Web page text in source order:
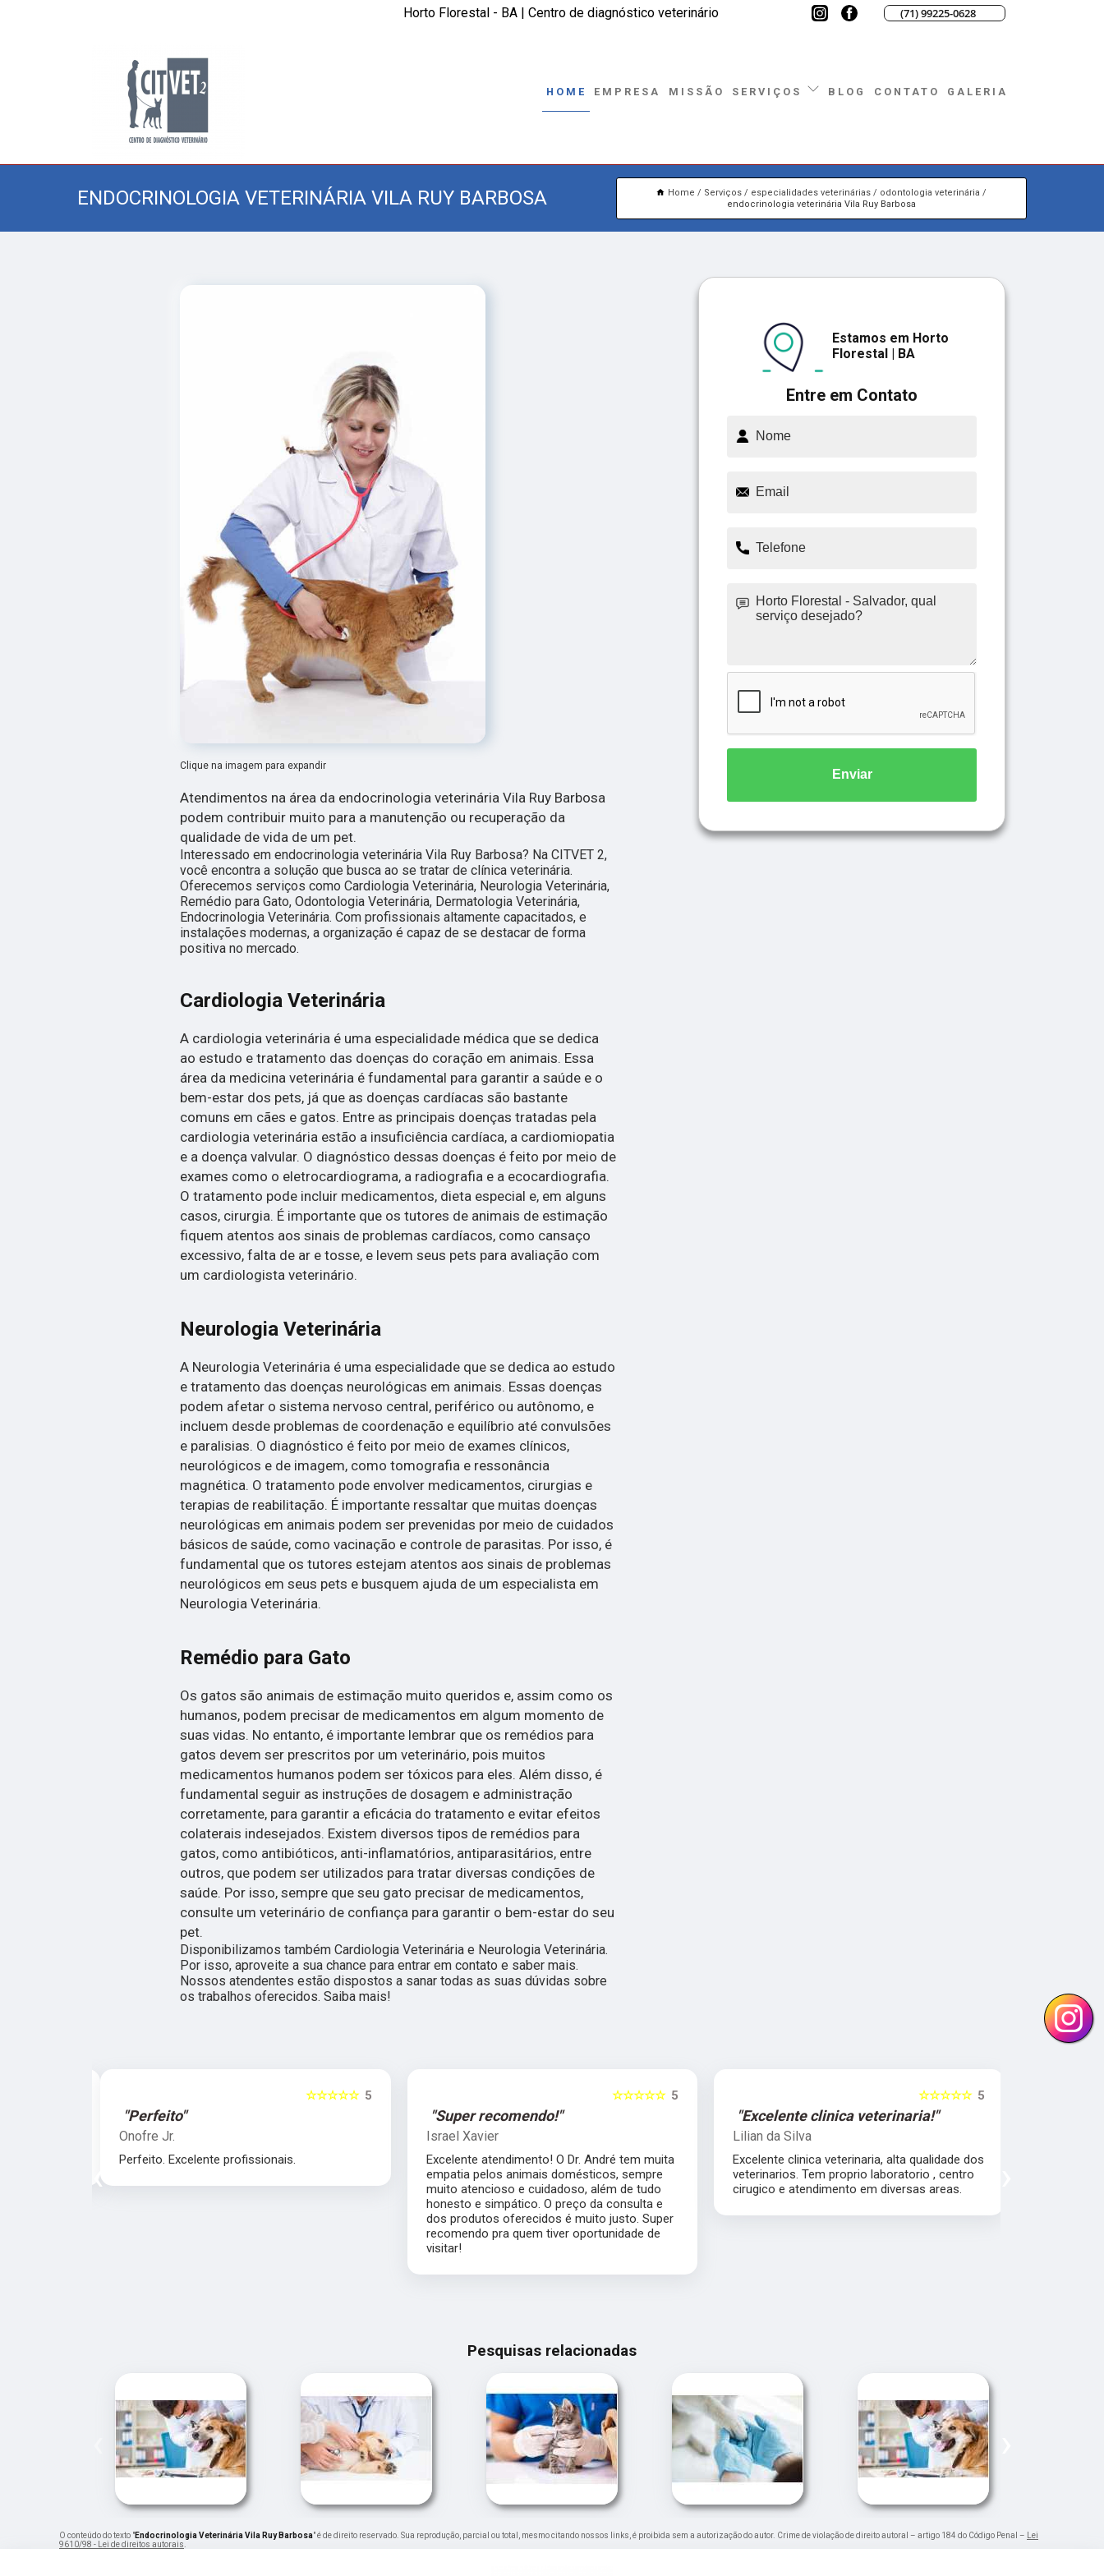
Horto Florestal - BA | Centro de diagnóstico veterinário (71) 99225-0628
HOME EMPRESA MISSÃO SERVIÇOS BLOG CONTATO GALERIA
ENDOCRINOLOGIA VETERINÁRIA VILA RUY BARBOSA Home Serviços especialidades veterinárias
odontologia veterinária
endocrinologia veterinária Vila Ruy Barbosa
Clique na imagem para expandir
Atendimentos na área da endocrinologia veterinária Vila Ruy Barbosa
podem contribuir muito para a manutenção ou recuperação da
qualidade de vida de um pet.
Interessado em endocrinologia veterinária Vila Ruy Barbosa? Na CITVET 2,
você encontra a solução que busca ao se tratar de clínica veterinária.
Oferecemos serviços como Cardiologia Veterinária, Neurologia Veterinária,
Remédio para Gato, Odontologia Veterinária, Dermatologia Veterinária,
Endocrinologia Veterinária. Com profissionais altamente capacitados, e
instalações modernas, a organização é capaz de se destacar de forma
positiva no mercado.
Cardiologia Veterinária
A cardiologia veterinária é uma especialidade médica que se dedica
ao estudo e tratamento das doenças do coração em animais. Essa
área da medicina veterinária é fundamental para garantir a saúde e o
bem-estar dos pets, já que as doenças cardíacas são bastante
comuns em cães e gatos. Entre as principais doenças tratadas pela
cardiologia veterinária estão a insuficiência cardíaca, a cardiomiopatia
e a doença valvular. O diagnóstico dessas doenças é feito por meio de
exames como o eletrocardiograma, a radiografia e a ecocardiografia.
O tratamento pode incluir medicamentos, dieta especial e, em alguns
casos, cirurgia. É importante que os tutores de animais de estimação
fiquem atentos aos sinais de problemas cardíacos, como cansaço
excessivo, falta de ar e tosse, e levem seus pets para avaliação com
um cardiologista veterinário.
Neurologia Veterinária
A Neurologia Veterinária é uma especialidade que se dedica ao estudo
e tratamento das doenças neurológicas em animais. Essas doenças
podem afetar o sistema nervoso central, periférico ou autônomo, e
incluem desde problemas de coordenação e equilíbrio até convulsões
e paralisias. O diagnóstico é feito por meio de exames clínicos,
neurológicos e de imagem, como tomografia e ressonância
magnética. O tratamento pode envolver medicamentos, cirurgias e
terapias de reabilitação. É importante ressaltar que muitas doenças
neurológicas em animais podem ser prevenidas por meio de cuidados
básicos de saúde, como vacinação e controle de parasitas. Por isso, é
fundamental que os tutores estejam atentos aos sinais de problemas
neurológicos em seus pets e busquem ajuda de um especialista em
Neurologia Veterinária.
Remédio para Gato
Os gatos são animais de estimação muito queridos e, assim como os
humanos, podem precisar de medicamentos em algum momento de
suas vidas. No entanto, é importante lembrar que os remédios para
gatos devem ser prescritos por um veterinário, pois muitos
medicamentos humanos podem ser tóxicos para eles. Além disso, é
fundamental seguir as instruções de dosagem e administração
corretamente, para garantir a eficácia do tratamento e evitar efeitos
colaterais indesejados. Existem diversos tipos de remédios para
gatos, como antibióticos, anti-inflamatórios, antiparasitários, entre
outros, que podem ser utilizados para tratar diversas condições de
saúde. Por isso, sempre que seu gato precisar de medicamentos,
consulte um veterinário de confiança para garantir o bem-estar do seu
pet.
Disponibilizamos também Cardiologia Veterinária e Neurologia Veterinária.
Por isso, aproveite a sua chance para entrar em contato e saber mais.
Nossos atendentes estão dispostos a sanar todas as suas dúvidas sobre
os trabalhos oferecidos. Saiba mais!
Entre em Contato
Estamos em Horto
Florestal | BA
Enviar
5
☆☆☆☆☆
"Perfeito"
Onofre Jr.
Perfeito. Excelente profissionais.
5
☆☆☆☆☆
"Super recomendo!"
Israel Xavier
Excelente atendimento! O Dr. André tem muita
empatia pelos animais domésticos, sempre
muito atencioso e cuidadoso, além de tudo
honesto e simpático. O preço da consulta e
dos produtos oferecidos é muito justo. Super
recomendo pra quem tiver oportunidade de
visitar!
5
☆☆☆☆☆
"Excelente clinica veterinaria!"
Lilian da Silva
Excelente clinica veterinaria, alta qualidade dos
veterinarios. Tem proprio laboratorio , centro
cirugico e atendimento em diversas areas.
‹
Pesquisas relacionadas
O conteúdo do texto "Endocrinologia Veterinária Vila Ruy Barbosa" é de direito reservado. Sua reprodução, parcial ou total, mesmo citando nossos links, é proibida sem a autorização do autor. Crime de violação de direito autoral – artigo 184 do Código Penal –
Lei
9610/98 - Lei de direitos autorais